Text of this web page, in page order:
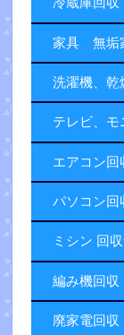
家具 無垢
洗濯機、乾
テレビ、
エアコン回
パソコン回
ミシン 回
編み機回収
廃家電回